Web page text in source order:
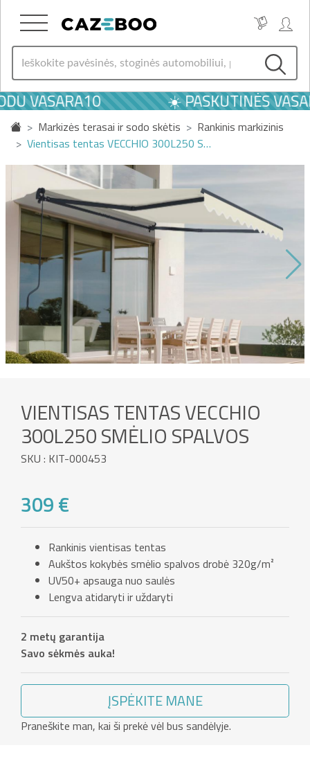
VASARA10 ☀️ PASKUTINĖS
Markizės terasai ir sodo skėtis
Rankinis markizinis
Vientisas tentas VECCHIO 300L250 S…
VIENTISAS TENTAS VECCHIO
300L250 SMĖLIO SPALVOS
SKU : KIT-000453
309 €
Rankinis vientisas tentas
Aukštos kokybės smėlio spalvos drobė 320g/m²
UV50+ apsauga nuo saulės
Lengva atidaryti ir uždaryti
2 metų garantija
Savo sėkmės auka!
ĮSPĖKITE MANE
Praneškite man, kai ši prekė vėl bus sandėlyje.